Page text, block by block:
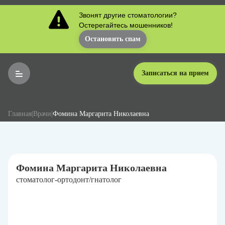
Звонят другие стоматологии?
Остерегайтесь мошенников!
Остановить спам
Записаться на прием
Главная Врачи Фомина Маргарита Николаевна
Фомина Маргарита Николаевна
стоматолог-ортодонт/гнатолог